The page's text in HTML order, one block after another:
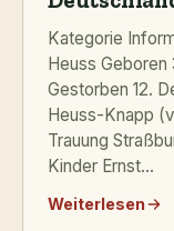
Kategorie
Heuss Geboren
Gestorben 12.
Heuss-Knapp
Trauung
Kinder Ernst...
Weiterlesen